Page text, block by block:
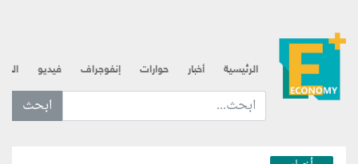
الرئيسية أخبار حوارات إنفوجراف فيديو
ابحث عن... :